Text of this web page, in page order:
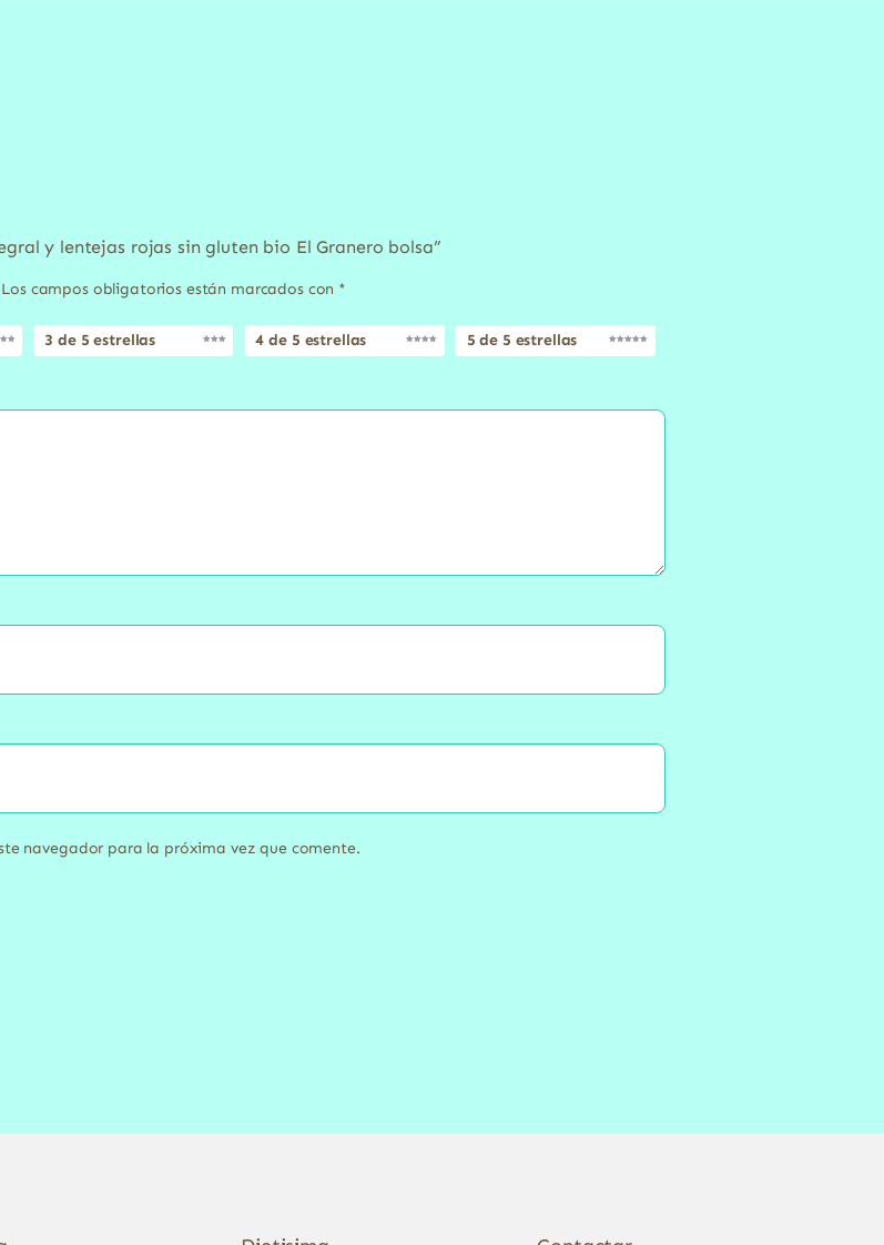
y lentejas rojas sin gluten bio El Granero bolsa”
Los campos obligatorios están marcados con *
3 de 5 estrellas 4 de 5 estrellas 5 de 5 estrellas
navegador para la próxima vez que comente.